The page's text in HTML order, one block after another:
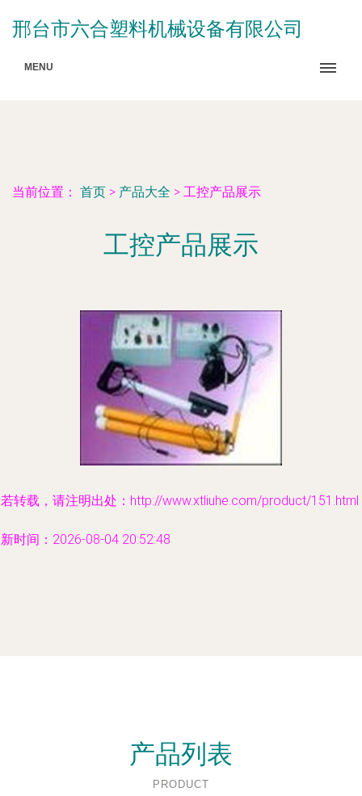
邢台市六合塑料机械设备有限公司
MENU
当前位置： 首页 > 产品大全 > 工控产品展示
工控产品展示
转载，请注明出处：http://www.xtliuhe.com/product/151.html
时间：2026-08-04 20:52:48
产品列表
PRODUCT